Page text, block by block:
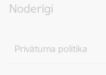
Noderīgi
Privātuma politika